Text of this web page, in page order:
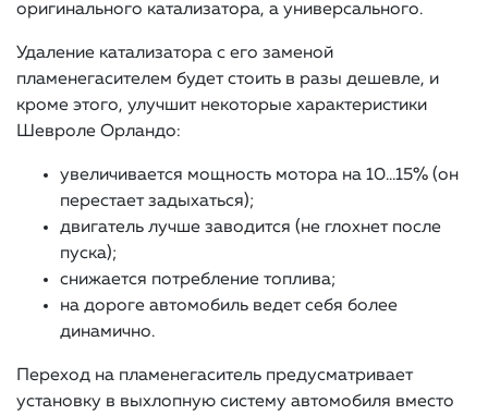
оригинального катализатора, а универсального.
Удаление катализатора с его заменой
пламенегасителем будет стоить в разы дешевле, и
кроме этого, улучшит некоторые характеристики
Шевроле Орландо:
увеличивается мощность мотора на 10…15% (он
перестает задыхаться);
двигатель лучше заводится (не глохнет после
пуска);
снижается потребление топлива;
на дороге автомобиль ведет себя более
динамично.
Переход на пламенегаситель предусматривает
установку в выхлопную систему автомобиля вместо